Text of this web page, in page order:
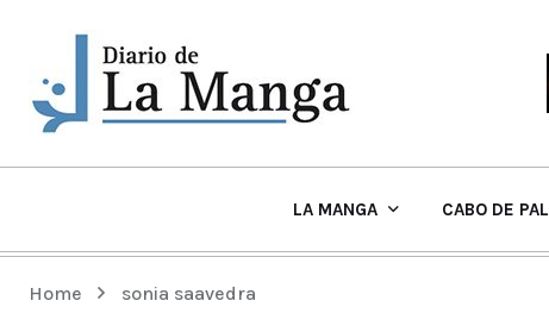
LA MANGA CABO DE
Home sonia saavedra